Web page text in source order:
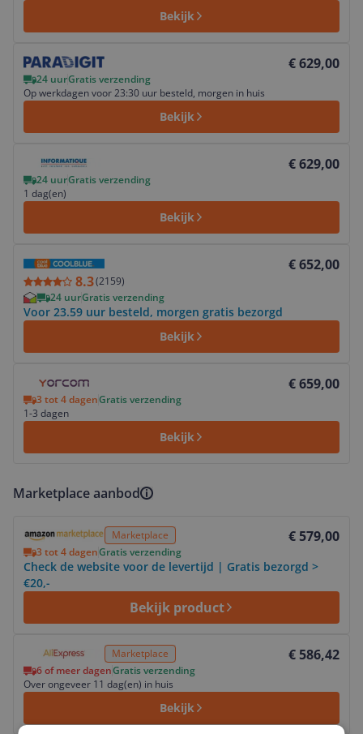
Bekijk
€ 629,00
24 uurGratis verzending
Op werkdagen voor 23:30 uur besteld, morgen in huis
Bekijk
Bekijk product
€ 629,00
24 uurGratis verzending
1 dag(en)
Bekijk
8.3(2159)
€ 652,00
24 uurGratis verzending
Voor 23.59 uur besteld, morgen gratis bezorgd
Bekijk
€ 659,00
3 tot 4 dagenGratis verzending
1-3 dagen
Bekijk
Marketplace aanbod
Marketplace € 579,00
3 tot 4 dagenGratis verzending
Check de website voor de levertijd | Gratis bezorgd >
€20,-
Bekijk product
Marketplace € 586,42
6 of meer dagenGratis verzending
Over ongeveer 11 dag(en) in huis
Bekijk